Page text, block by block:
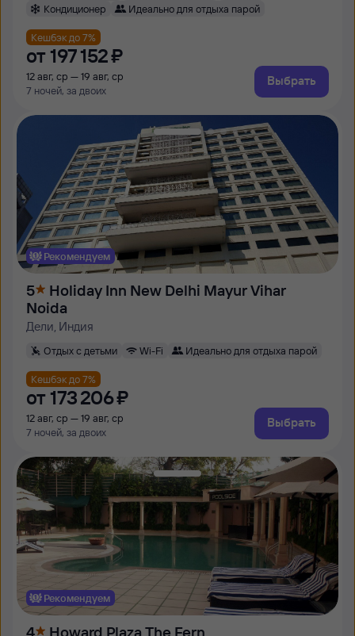
Кондиционер
Идеально для отдыха парой
Кешбэк до 7%
от 197 ⁠152 ⁠₽
12 авг, ср — 19 авг, ср
7 ночей, за двоих
Выбрать
Рекомендуем
5
Holiday Inn New Delhi Mayur Vihar
Noida
Дели, Индия
Отдых с детьми Wi-Fi Идеально для отдыха парой
Кешбэк до 7%
от 173 ⁠206 ⁠₽
12 авг, ср — 19 авг, ср
7 ночей, за двоих
Выбрать
Рекомендуем
4 Howard Plaza The Fern